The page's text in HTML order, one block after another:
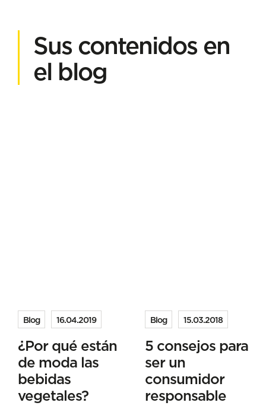
Sus contenidos en
el blog
Blog 16.04.2019
¿Por qué están
de moda las
bebidas
vegetales?
Blog 15.03.2018
5 consejos para
ser un
consumidor
responsable